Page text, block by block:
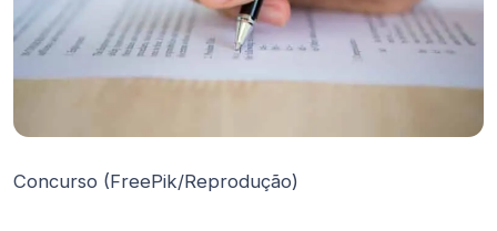
Concurso (FreePik/Reprodução)